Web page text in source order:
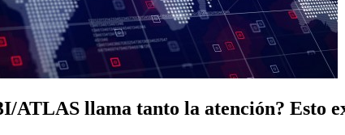
ATLAS llama tanto la atención? Esto